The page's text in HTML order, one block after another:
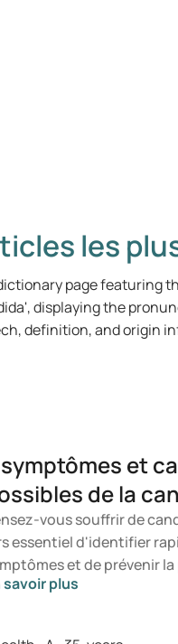
les
et
de la
vous souffrir de
essentiel d'identifier
et de prévenir
champignon. Dans cet
savoir plus